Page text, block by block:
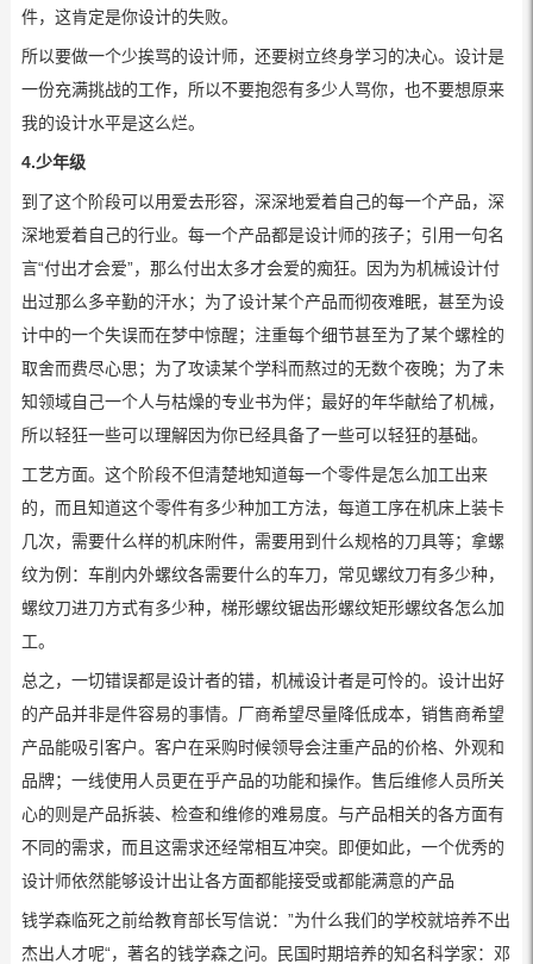
件，这肯定是你设计的失败。
所以要做一个少挨骂的设计师，还要树立终身学习的决心。设计是
一份充满挑战的工作，所以不要抱怨有多少人骂你，也不要想原来
我的设计水平是这么烂。
4.少年级
到了这个阶段可以用爱去形容，深深地爱着自己的每一个产品，深
深地爱着自己的行业。每一个产品都是设计师的孩子；引用一句名
言“付出才会爱”，那么付出太多才会爱的痴狂。因为为机械设计付
出过那么多辛勤的汗水；为了设计某个产品而彻夜难眠，甚至为设
计中的一个失误而在梦中惊醒；注重每个细节甚至为了某个螺栓的
取舍而费尽心思；为了攻读某个学科而熬过的无数个夜晚；为了未
知领域自己一个人与枯燥的专业书为伴；最好的年华献给了机械，
所以轻狂一些可以理解因为你已经具备了一些可以轻狂的基础。
工艺方面。这个阶段不但清楚地知道每一个零件是怎么加工出来
的，而且知道这个零件有多少种加工方法，每道工序在机床上装卡
几次，需要什么样的机床附件，需要用到什么规格的刀具等；拿螺
纹为例：车削内外螺纹各需要什么的车刀，常见螺纹刀有多少种，
螺纹刀进刀方式有多少种，梯形螺纹锯齿形螺纹矩形螺纹各怎么加
工。
总之，一切错误都是设计者的错，机械设计者是可怜的。设计出好
的产品并非是件容易的事情。厂商希望尽量降低成本，销售商希望
产品能吸引客户。客户在采购时候领导会注重产品的价格、外观和
品牌；一线使用人员更在乎产品的功能和操作。售后维修人员所关
心的则是产品拆装、检查和维修的难易度。与产品相关的各方面有
不同的需求，而且这需求还经常相互冲突。即便如此，一个优秀的
设计师依然能够设计出让各方面都能接受或都能满意的产品
钱学森临死之前给教育部长写信说：”为什么我们的学校就培养不出
杰出人才呢“，著名的钱学森之问。民国时期培养的知名科学家：邓